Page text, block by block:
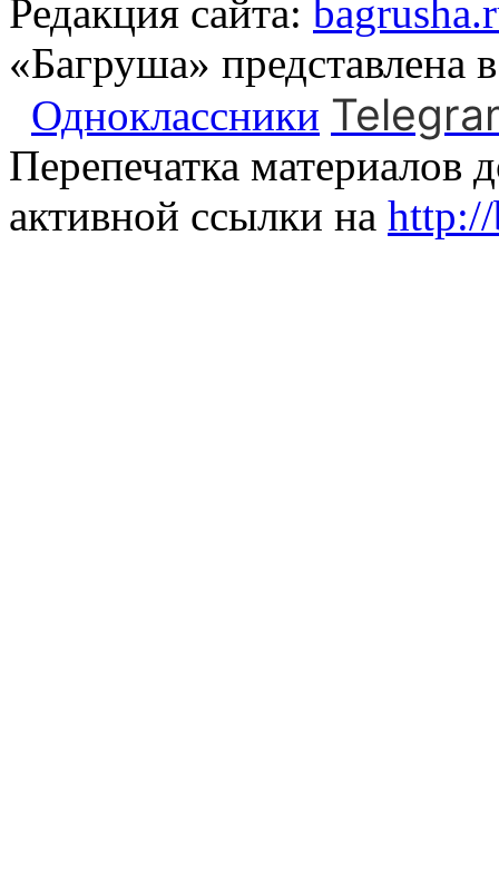
Редакция сайта:
«Багруша» представлена
Одноклассники
Перепечатка материалов
активной ссылки на http://